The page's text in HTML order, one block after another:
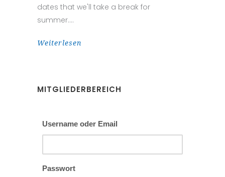
dates that we'll take a break for
summer.
Weiterlesen
MITGLIEDERBEREICH
Username oder Email
Passwort